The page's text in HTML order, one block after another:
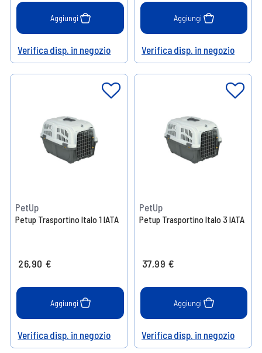
Aggiungi
Help
Verifica disp. in negozio
Aggiungi
Help
Verifica disp. in negozio
PetUp
Petup Trasportino Italo 1 IATA
26,90 €
Aggiungi
Help
Verifica disp. in negozio
PetUp
Petup Trasportino Italo 3 IATA
37,99 €
Aggiungi
Help
Verifica disp. in negozio